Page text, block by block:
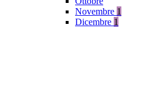
Novembre 1
Dicembre 1